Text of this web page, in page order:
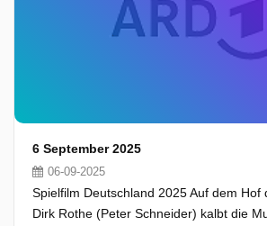
6 September 2025
06-09-2025
Spielfilm Deutschland 2025 Auf dem Hof
Dirk Rothe (Peter Schneider) kalbt die